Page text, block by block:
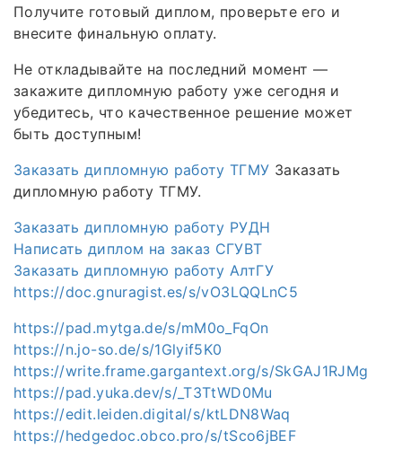
Получите готовый диплом, проверьте его и
внесите финальную оплату.
Не откладывайте на последний момент —
закажите дипломную работу уже сегодня и
убедитесь, что качественное решение может
быть доступным!
Заказать дипломную работу ТГМУ Заказать
дипломную работу ТГМУ.
Заказать дипломную работу РУДН
Написать диплом на заказ СГУВТ
Заказать дипломную работу АлтГУ
https://doc.gnuragist.es/s/vO3LQQLnC5
https://pad.mytga.de/s/mM0o_FqOn
https://n.jo-so.de/s/1Glyif5K0
https://write.frame.gargantext.org/s/SkGAJ1RJMg
https://pad.yuka.dev/s/_T3TtWD0Mu
https://edit.leiden.digital/s/ktLDN8Waq
https://hedgedoc.obco.pro/s/tSco6jBEF